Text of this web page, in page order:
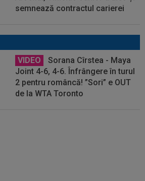
semnează contractul carierei
VIDEO
Sorana Cîrstea - Maya
Joint 4-6, 4-6. Înfrângere în turul
2 pentru româncă! ”Sori” e OUT
de la WTA Toronto